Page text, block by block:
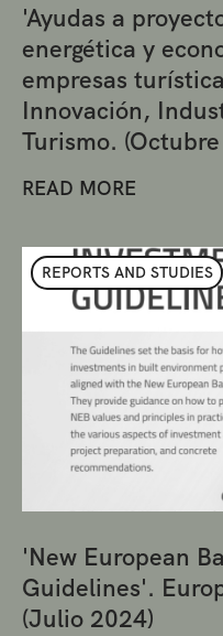
'Ayudas a
energética y
empresas
Innovación,
Turismo.
READ MORE
REPORTS AND STUDIES
'New European
Guidelines'.
(Julio 2024)